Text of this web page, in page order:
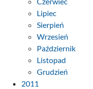
Lipiec
Sierpień
Wrzesień
Październik
Listopad
Grudzień
2011